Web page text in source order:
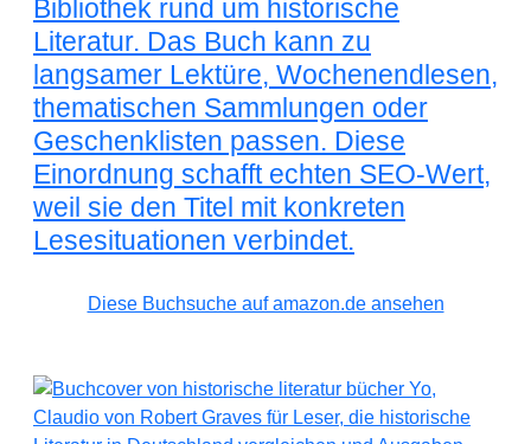
Bibliothek rund um historische
Literatur. Das Buch kann zu
langsamer Lektüre, Wochenendlesen,
thematischen Sammlungen oder
Geschenklisten passen. Diese
Einordnung schafft echten SEO-Wert,
weil sie den Titel mit konkreten
Lesesituationen verbindet.
Diese Buchsuche auf amazon.de ansehen